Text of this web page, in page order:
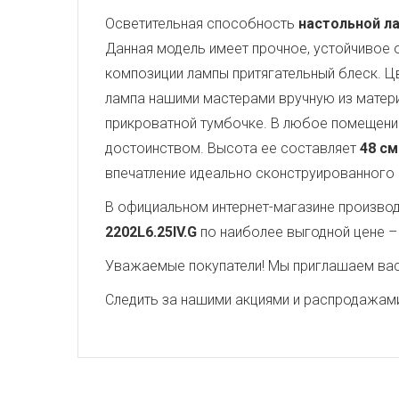
Осветительная способность настольной
Данная модель имеет прочное,
композиции лампы притягательный блеск.
лампа нашими мастерами вручную из
прикроватной тумбочке. В любое
достоинством. Высота ее составляет 48 см
впечатление идеально
В официальном интернет-магазине
2202L6.25IV.G по наиболее выгодной цене
Уважаемые покупатели! Мы приглашаем
Следить за нашими акциями и